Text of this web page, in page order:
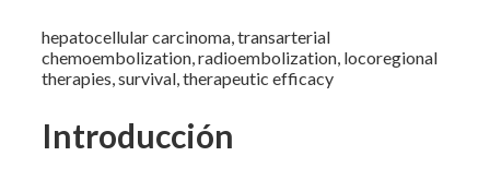
hepatocellular carcinoma, transarterial
chemoembolization, radioembolization, locoregional
therapies, survival, therapeutic efficacy
Introducción